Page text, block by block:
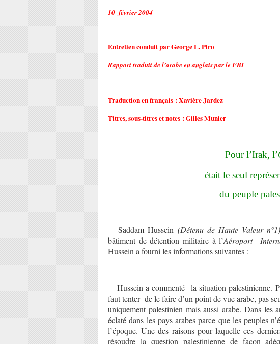
10 février 2004
Entretien conduit par George L. Piro
Rapport traduit de l’arabe en anglais par le FBI
Traduction en français : Xavière Jardez
Titres, sous-titres et notes : Gilles Munier
Pour l’Irak, l’
était le seul
du peuple
Saddam Hussein (Détenu de Haute Valeur n°1)
bâtiment de détention militaire à l’Aéroport
Hussein a fourni les informations suivantes :
Hussein a commenté la situation palestinienne.
faut tenter de le faire d’un point de vue arabe, pas
uniquement palestinien mais aussi arabe. Dans les
éclaté dans les pays arabes parce que les peuples
l’époque. Une des raisons pour laquelle ces
résoudre la question palestinienne de façon